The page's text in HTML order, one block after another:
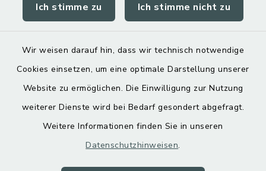
Ich stimme zu Ich stimme nicht zu
Wir weisen darauf hin, dass wir technisch notwendige
Cookies einsetzen, um eine optimale Darstellung unserer
Website zu ermöglichen. Die Einwilligung zur Nutzung
weiterer Dienste wird bei Bedarf gesondert abgefragt.
Weitere Informationen finden Sie in unseren
Datenschutzhinweisen.
Kontakt
Datenschutz
Impressum
Sitemap
Cookie-Einstellungen